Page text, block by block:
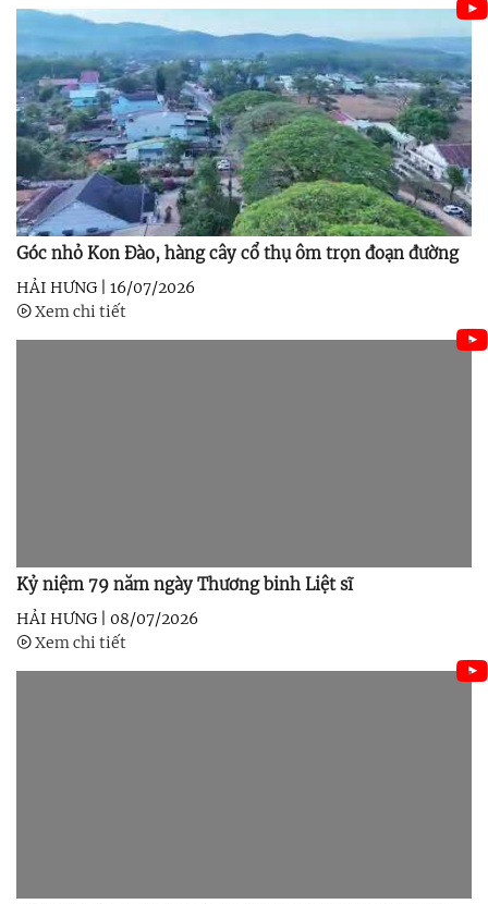
Góc nhỏ Kon Đào, hàng cây cổ thụ ôm trọn đoạn đường
HẢI HƯNG |
16/07/2026
Xem chi tiết
Kỷ niệm 79 năm ngày Thương binh Liệt sĩ
HẢI HƯNG |
08/07/2026
Xem chi tiết